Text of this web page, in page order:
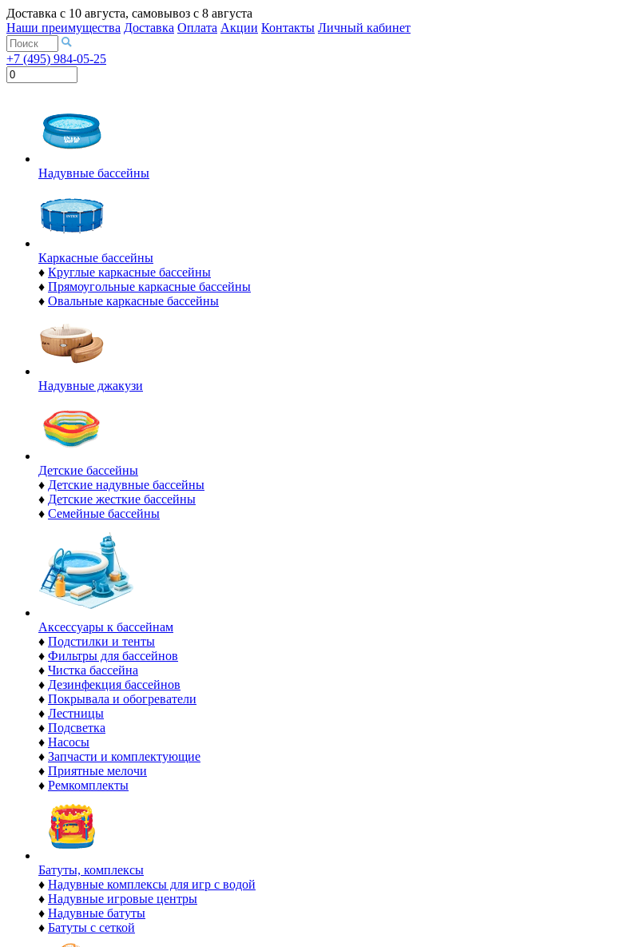
Доставка с 10 августа, самовывоз с 8 августа
Наши преимущества Доставка Оплата Акции Контакты Личный кабинет
+7 (495) 984-05-25
Надувные бассейны
Каркасные бассейны
♦ Круглые каркасные бассейны
♦ Прямоугольные каркасные бассейны
♦ Овальные каркасные бассейны
Надувные джакузи
Детские бассейны
♦ Детские надувные бассейны
♦ Детские жесткие бассейны
♦ Семейные бассейны
Аксессуары к бассейнам
♦ Подстилки и тенты
♦ Фильтры для бассейнов
♦ Чистка бассейна
♦ Дезинфекция бассейнов
♦ Покрывала и обогреватели
♦ Лестницы
♦ Подсветка
♦ Насосы
♦ Запчасти и комплектующие
♦ Приятные мелочи
♦ Ремкомплекты
Батуты, комплексы
♦ Надувные комплексы для игр с водой
♦ Надувные игровые центры
♦ Надувные батуты
♦ Батуты с сеткой